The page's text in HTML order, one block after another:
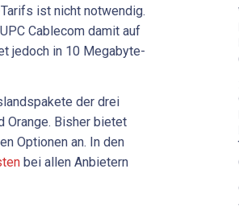
ist nicht notwendig.
Cablecom damit auf
jedoch in 10 Megabyte-
der drei
Orange. Bisher bietet
Optionen an. In den
bei allen Anbietern